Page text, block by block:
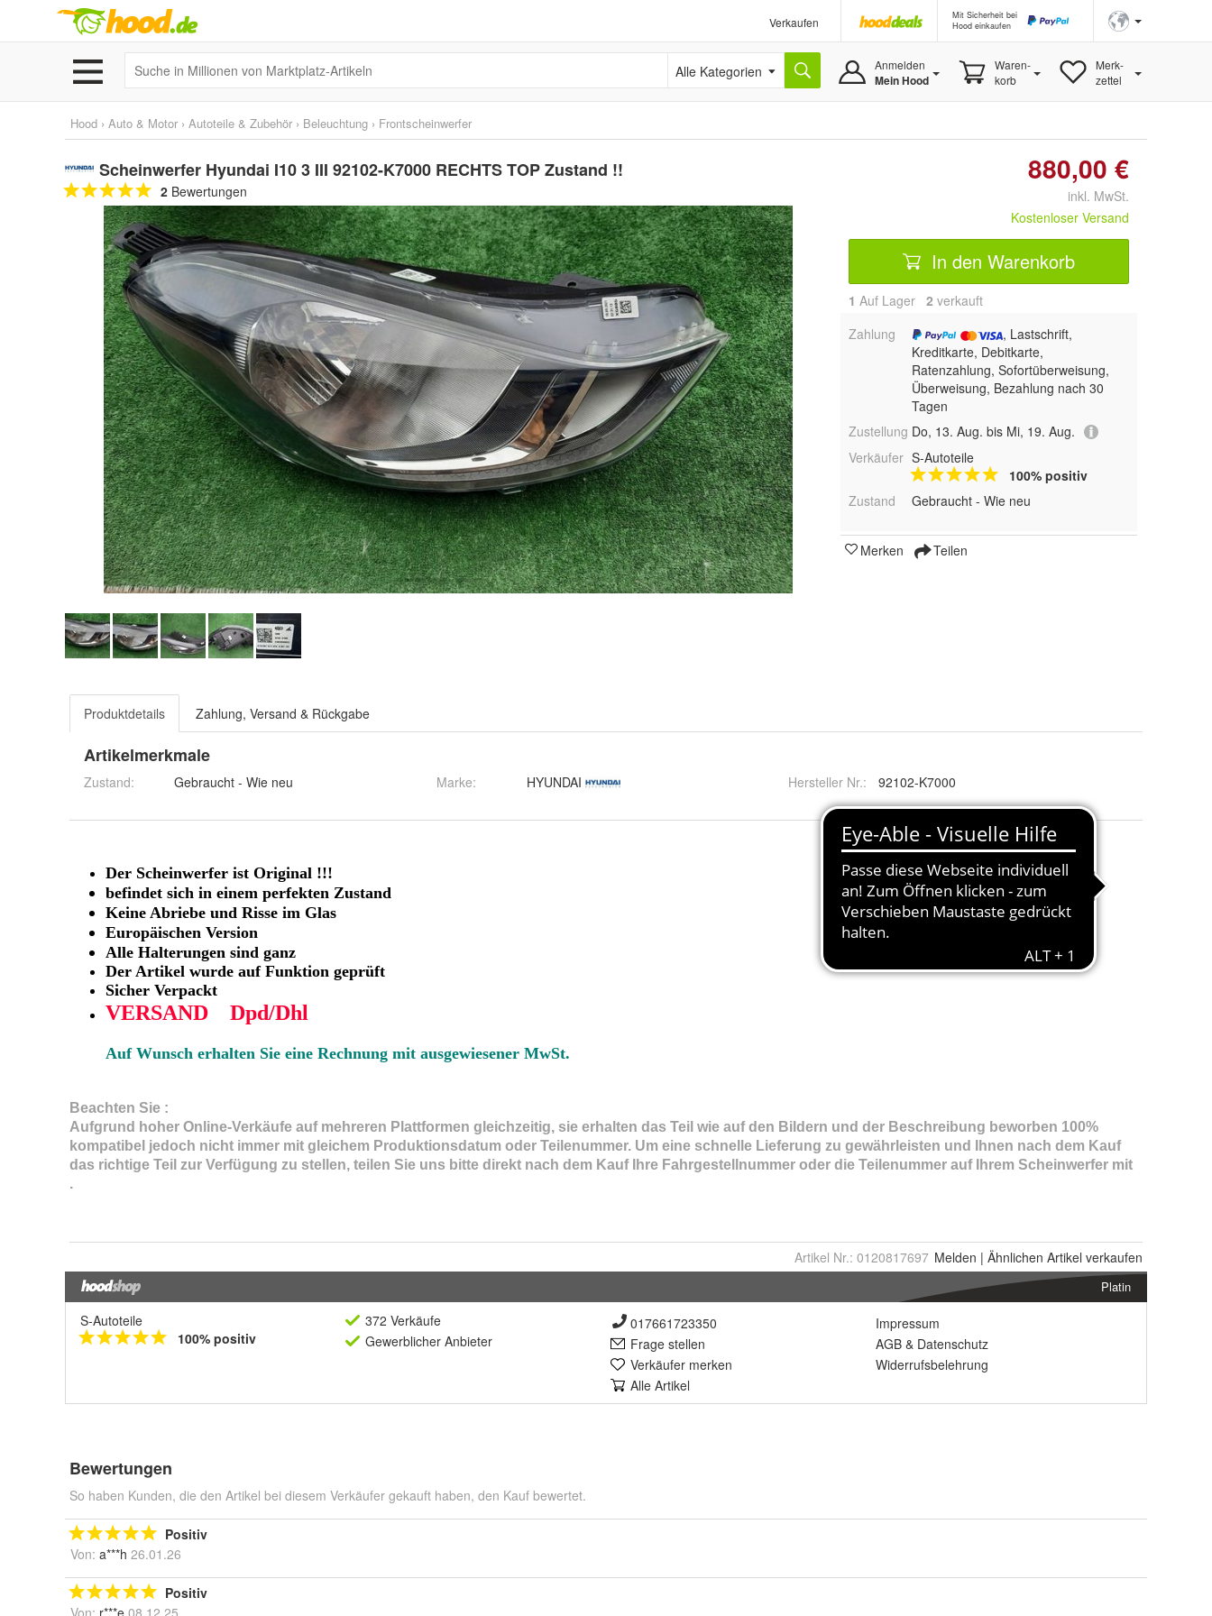
Verkaufen
Mit Sicherheit bei
Hood einkaufen
Alle Kategorien Anmelden
Mein Hood
Waren-
korb
Merk-
zettel
Hood › Auto & Motor › Autoteile & Zubehör › Beleuchtung › Frontscheinwerfer
Scheinwerfer Hyundai I10 3 III 92102-K7000 RECHTS TOP Zustand !!
2 Bewertungen
880,00 €
inkl. MwSt.
Kostenloser Versand
In den Warenkorb
1 Auf Lager 2 verkauft
Zahlung
, Lastschrift,
Kreditkarte, Debitkarte,
Ratenzahlung, Sofortüberweisung,
Überweisung, Bezahlung nach 30
Tagen
Zustellung Do, 13. Aug. bis Mi, 19. Aug.
Verkäufer S-Autoteile
100% positiv
Zustand
Gebraucht - Wie neu
Merken Teilen
Produktdetails Zahlung, Versand & Rückgabe
Artikelmerkmale
Zustand: Gebraucht - Wie neu Marke: HYUNDAI Hersteller Nr.: 92102-K7000
Artikel Nr.: 0120817697 Melden | Ähnlichen Artikel verkaufen
Platin
S-Autoteile
100% positiv
372 Verkäufe
Gewerblicher Anbieter
017661723350
Frage stellen
Verkäufer merken
Alle Artikel
Impressum
AGB & Datenschutz
Widerrufsbelehrung
Bewertungen
So haben Kunden, die den Artikel bei diesem Verkäufer gekauft haben, den Kauf bewertet.
Positiv
Von: a***h 26.01.26
Positiv